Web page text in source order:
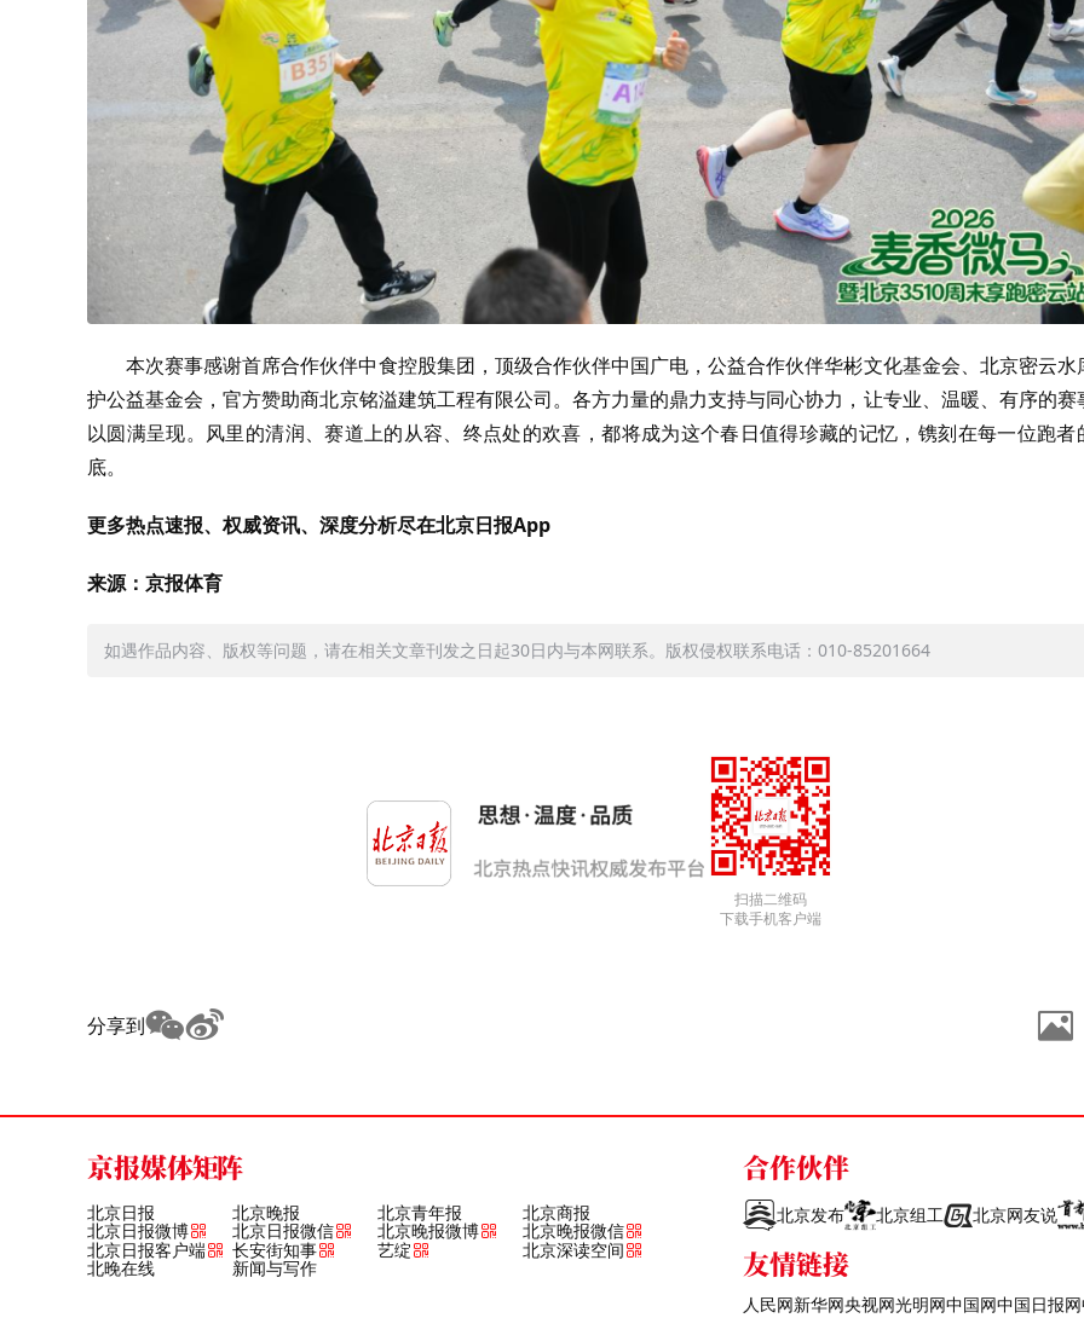
本次赛事感谢首席合作伙伴中食控股集团，顶级合作伙伴中国广电，公益合作伙伴华彬文化基金会、北京密云水
护公益基金会，官方赞助商北京铭溢建筑工程有限公司。各方力量的鼎力支持与同心协力，让专业、温暖、有序的赛
以圆满呈现。风里的清润、赛道上的从容、终点处的欢喜，都将成为这个春日值得珍藏的记忆，镌刻在每一位跑者
底。
更多热点速报、权威资讯、深度分析尽在北京日报App
来源：京报体育
如遇作品内容、版权等问题，请在相关文章刊发之日起30日内与本网联系。版权侵权联系电话：010-85201664
扫描二维码
下载手机客户端
分享到
京报媒体矩阵
北京日报 北京晚报 北京青年报 北京商报
北京日报微博 北京日报微信 北京晚报微博
北京晚报微信
北京日报客户端
长安街知事 艺绽 北京深读空间
北晚在线 新闻与写作
合作伙伴
北京发布 北京组工 北京网友说
友情链接
人民网新华网央视网光明网中国网中国日报网